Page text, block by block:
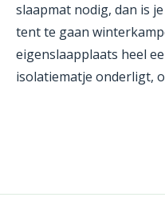
slaapmat nodig, dan is
tent te gaan
eigenslaapplaats heel
isolatiematje onderligt,